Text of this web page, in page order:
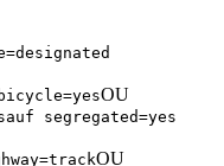
bicycle=yesOU
segregated=yes
OU